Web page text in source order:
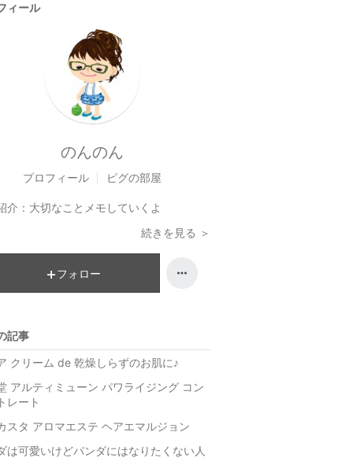
ィール
のんのん
プロフィール ピグの部屋
介： 大切なことメモしていくよ
続きを見る ＞
フォロー
記事
クリーム de 乾燥しらずのお肌に♪
アルティミューン パワライジング コン
レート
スタ アロマエステ ヘアエマルジョン
は可愛いけどパンダにはなりたくない人